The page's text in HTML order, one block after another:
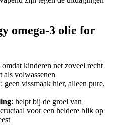
omega-3 olie for
omdat kinderen net zoveel recht
als volwassenen
: geen vissmaak hier, alleen pure,
: helpt bij de groei van
voor een heldere blik op